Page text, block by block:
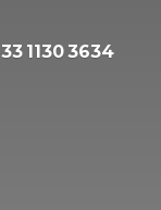
33 1130 3634